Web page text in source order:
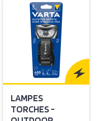
LAMPES
TORCHES -